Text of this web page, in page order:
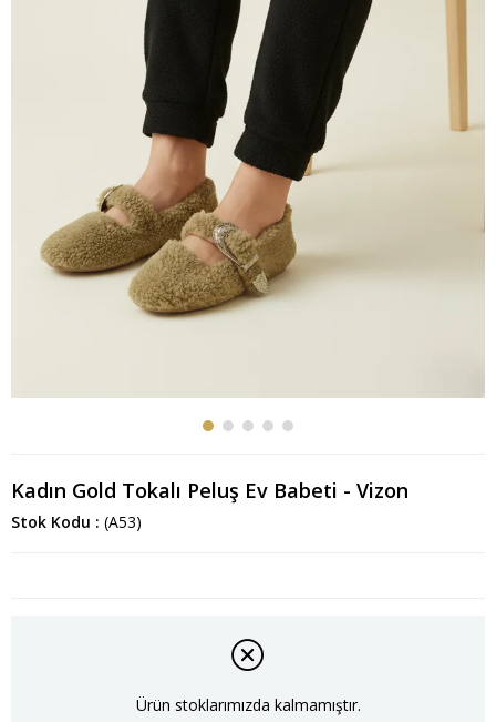
Kadın Gold Tokalı Peluş Ev Babeti - Vizon
Stok Kodu (A53)
Ürün stoklarımızda kalmamıştır.